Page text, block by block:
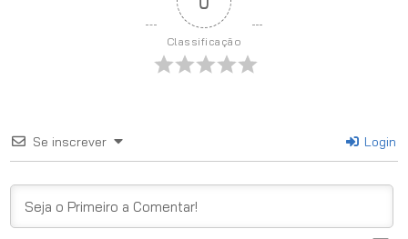
Classificação
Se inscrever Login